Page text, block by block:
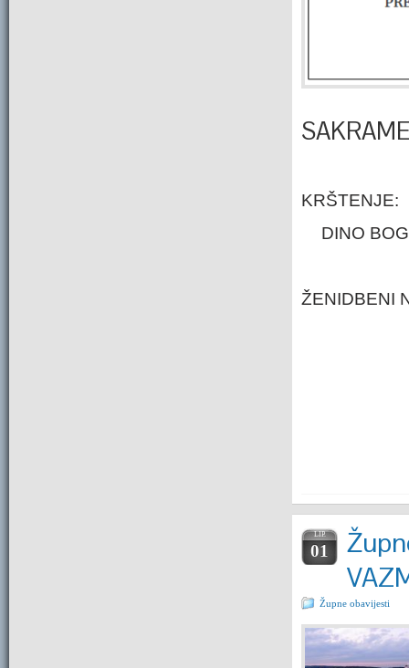
KRŠTENJE:
DINO
ŽENIDBENI
LIP.
01
Župne obavijesti